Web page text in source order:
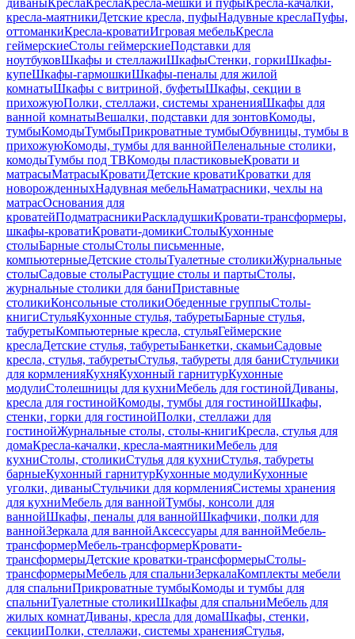
диваныКреслаКреслаКресла-мешки и пуфыКресла-качалки,
кресла-маятникиДетские кресла, пуфыНадувные креслаПуфы,
оттоманкиКресла-кроватиИгровая мебельКресла
геймерскиеСтолы геймерскиеПодставки для
ноутбуковШкафы и стеллажиШкафыСтенки, горкиШкафы-
купеШкафы-гармошкиШкафы-пеналы для жилой
комнатыШкафы с витриной, буфетыШкафы, секции в
прихожуюПолки, стеллажи, системы храненияШкафы для
ванной комнатыВешалки, подставки для зонтовКомоды,
тумбыКомодыТумбыПрикроватные тумбыОбувницы, тумбы в
прихожуюКомоды, тумбы для ваннойПеленальные столики,
комодыТумбы под ТВКомоды пластиковыеКровати и
матрасыМатрасыКроватиДетские кроватиКроватки для
новорожденныхНадувная мебельНаматрасники, чехлы на
матрасОснования для
кроватейПодматрасникиРаскладушкиКровати-трансформеры,
шкафы-кроватиКровати-домикиСтолыКухонные
столыБарные столыСтолы письменные,
компьютерныеДетские столыТуалетные столикиЖурнальные
столыСадовые столыРастущие столы и партыСтолы,
журнальные столики для баниПриставные
столикиКонсольные столикиОбеденные группыСтолы-
книгиСтульяКухонные стулья, табуретыБарные стулья,
табуретыКомпьютерные кресла, стульяГеймерские
креслаДетские стулья, табуретыБанкетки, скамьиСадовые
кресла, стулья, табуретыСтулья, табуреты для баниСтульчики
для кормленияКухняКухонный гарнитурКухонные
модулиСтолешницы для кухниМебель для гостинойДиваны,
кресла для гостинойКомоды, тумбы для гостинойШкафы,
стенки, горки для гостинойПолки, стеллажи для
гостинойЖурнальные столы, столы-книгиКресла, стулья для
домаКресла-качалки, кресла-маятникиМебель для
кухниСтолы, столикиСтулья для кухниСтулья, табуреты
барныеКухонный гарнитурКухонные модулиКухонные
уголки, диваныСтульчики для кормленияСистемы хранения
для кухниМебель для ваннойТумбы, консоли для
ваннойШкафы, пеналы для ваннойШкафчики, полки для
ваннойЗеркала для ваннойАксессуары для ваннойМебель-
трансформерМебель-трансформерКровати-
трансформерыДетские кроватки-трансформерыСтолы-
трансформерыМебель для спальниЗеркалаКомплекты мебели
для спальниПрикроватные тумбыКомоды и тумбы для
спальниТуалетные столикиШкафы для спальниМебель для
жилых комнатДиваны, кресла для домаШкафы, стенки,
секцииПолки, стеллажи, системы храненияСтулья,